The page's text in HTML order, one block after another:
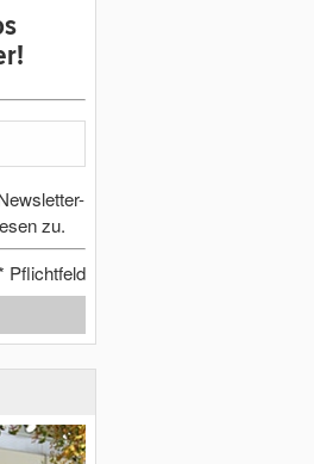
zu.
Pflichtfeld